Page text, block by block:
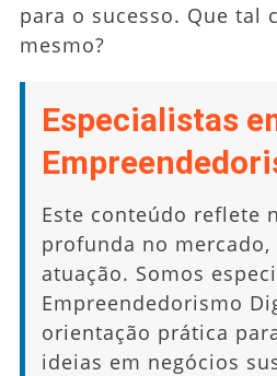
para o sucesso. Que tal
mesmo?
Especialistas
Este conteúdo reflete
profunda no mercado,
atuação. Somos
Empreendedorismo
orientação prática
ideias em negócios